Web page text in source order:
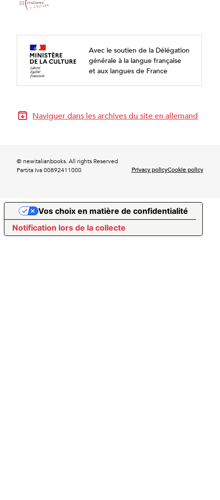
Avec le soutien de la Délégation
générale à la langue française
et aux langues de France
Naviguer dans les archives du site en allemand
© newitalianbooks. All rights Reserved
Partita Iva 00892411000
Privacy policyCookie policy
Notification lors de la collecte
Vos choix en matière de confidentialité